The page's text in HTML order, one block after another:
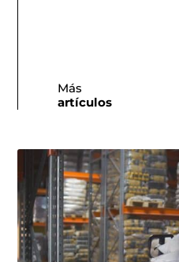
Más
artículos